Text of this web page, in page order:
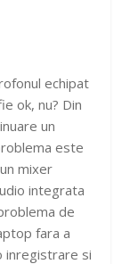
echipat
ok, nu? Din
un
este
mixer
integrata
de
fara a
inregistrare si